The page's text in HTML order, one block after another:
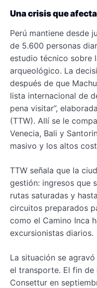
Una crisis que
Perú mantiene desde
de 5.600 personas
estudio técnico sobre
arqueológico. La
después de que
lista internacional de
pena visitar”,
(TTW). Allí se le
Venecia, Bali y
masivo y los altos
TTW señala que la
gestión: ingresos que
rutas saturadas y
circuitos preparados
como el Camino Inca
excursionistas diarios.
La situación se
el transporte. El fin de
Consettur en